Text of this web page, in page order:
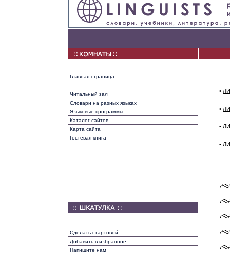
•
•
•
•
Главная страница
Читальный зал
Словари на разных языках
Языковые программы
Каталог сайтов
Карта сайта
Гостевая книга
Сделать стартовой
Добавить в избранное
Напишите нам